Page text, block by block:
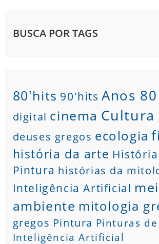
BUSCA POR TAGS
80'hits 90'hits Anos 80
digital cinema Cultura
deuses gregos ecologia
história da arte
Pintura histórias da
Inteligência Artificial
ambiente mitologia
gregos Pintura Pinturas de
Inteligência Artificial